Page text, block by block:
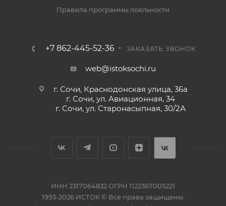
Правила программы лояльности
+7 862-445-52-36 ЗАКАЗАТЬ ЗВОНОК
web@istoksochi.ru
г. Сочи, Краснодонская улица, 36а
г. Сочи, ул. Авиационная, 34
г. Сочи, ул. Старонасыпная, 30/2А
ИНН 2317064832 ОГРН 1122367005221
1993-2026 ИСТОК © Все права защищены.